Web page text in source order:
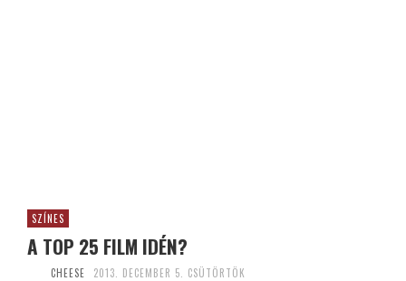
SZÍNES
A TOP 25 FILM IDÉN?
CHEESE 2013. DECEMBER 5. CSÜTÖRTÖK